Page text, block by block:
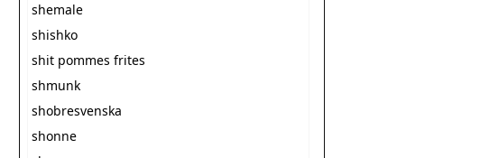
shemale
shishko
shit pommes frites
shmunk
shobresvenska
shonne